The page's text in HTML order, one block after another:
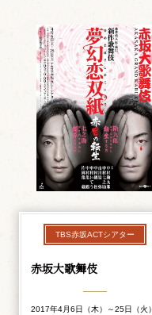
TBS赤坂ACTシアター
赤坂大歌舞伎
2017年4月6日（木）～25日（火）